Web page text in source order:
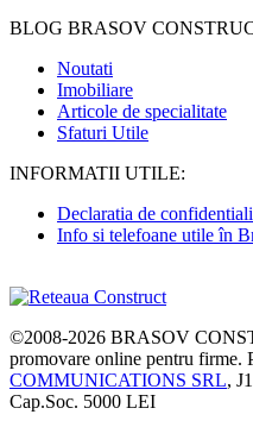
BLOG BRASOV
Noutati
Imobiliare
Articole de specialitate
Sfaturi Utile
INFORMATII UTILE:
Declaratia de
Info si telefoane utile în
©2008-2026 BRASOV
promovare online pentru firme.
COMMUNICATIONS SRL,
Cap.Soc. 5000 LEI